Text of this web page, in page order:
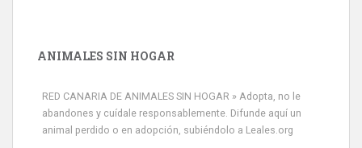
ANIMALES SIN HOGAR
RED CANARIA DE ANIMALES SIN HOGAR » Adopta, no le
abandones y cuídale responsablemente. Difunde aquí un
animal perdido o en adopción, subiéndolo a Leales.org